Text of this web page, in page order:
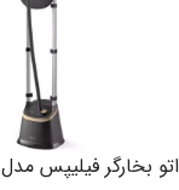
اتو بخارگر فیلیپس مدل STE3170